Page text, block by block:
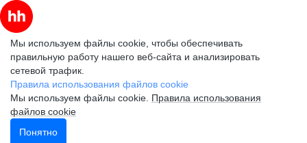
Мы используем файлы cookie, чтобы обеспечивать
правильную работу нашего веб-сайта и анализировать
сетевой трафик.
Правила использования файлов cookie
Мы используем файлы cookie. Правила использования
файлов cookie
Понятно